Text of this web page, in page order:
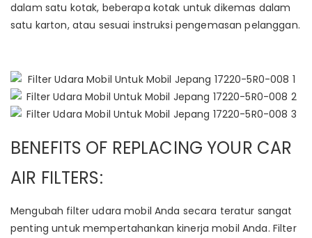
dalam satu kotak, beberapa kotak untuk dikemas dalam
satu karton, atau sesuai instruksi pengemasan pelanggan.
BENEFITS OF REPLACING YOUR CAR
AIR FILTERS:
Mengubah filter udara mobil Anda secara teratur sangat
penting untuk mempertahankan kinerja mobil Anda. Filter